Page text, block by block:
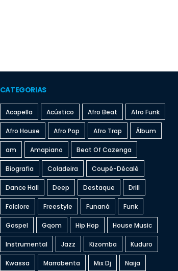
CATEGORIAS
Acapella Acústico Afro Beat Afro Funk
Afro House Afro Pop Afro Trap Álbum
am Amapiano Beat Of Cazenga
Biografia Coladeira Coupé-Décalé
Dance Hall Deep Destaque Drill
Folclore Freestyle Funaná Funk
Gospel Gqom Hip Hop House Music
Instrumental Jazz Kizomba Kuduro
Kwassa Marrabenta Mix Dj Naija